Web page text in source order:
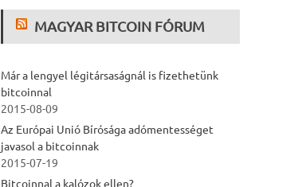
MAGYAR BITCOIN FÓRUM
Már a lengyel légitársaságnál is fizethetünk
bitcoinnal
2015-08-09
Az Európai Unió Bírósága adómentességet
javasol a bitcoinnak
2015-07-19
Bitcoinnal a kalózok ellen?